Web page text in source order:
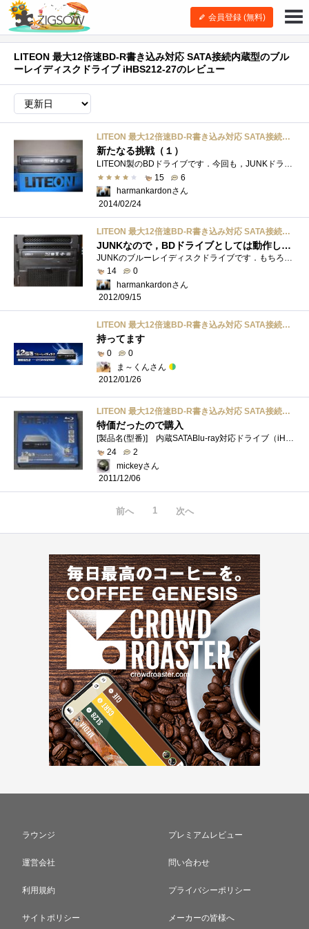
会員登録 (無料)
LITEON 最大12倍速BD-R書き込み対応 SATA接続内蔵型のブル
ーレイディスクドライブ iHBS212-27のレビュー
LITEON 最大12倍速BD-R書き込み対応 SATA接続内蔵型のブルーレイディスクドライブ iHBS212-27
新たなる挑戦（１）
LITEON製のBDドライブです．今回も，JUNKドライブセットにチャレンジしました．今回のJUNKドライブセットは，計6台で，BDドライブが５台，DVDドライ�...
15
6
harmankardonさん
2014/02/24
LITEON 最大12倍速BD-R書き込み対応 SATA接続内蔵型のブルーレイディスクドライブ iHBS212-27
JUNKなので，BDドライブとしては動作しませんでした
14
0
harmankardonさん
2012/09/15
LITEON 最大12倍速BD-R書き込み対応 SATA接続内蔵型のブルーレイディスクドライブ iHBS212-27
持ってます
0
0
ま～くんさん
2012/01/26
LITEON 最大12倍速BD-R書き込み対応 SATA接続内蔵型のブルーレイディスクドライブ iHBS212-27
特価だったので購入
[製品名(型番)] 内蔵SATABlu-ray対応ドライブ（iHBS212-27）[購入経緯] ブルーレイドライブが安かったので購入してみました。[内容] LITEONのBlu-ray対�...
24
2
mickeyさん
2011/12/06
前へ 1 次へ
ラウンジ プレミアムレビュー
運営会社 問い合わせ
利用規約 プライバシーポリシー
サイトポリシー メーカーの皆様へ